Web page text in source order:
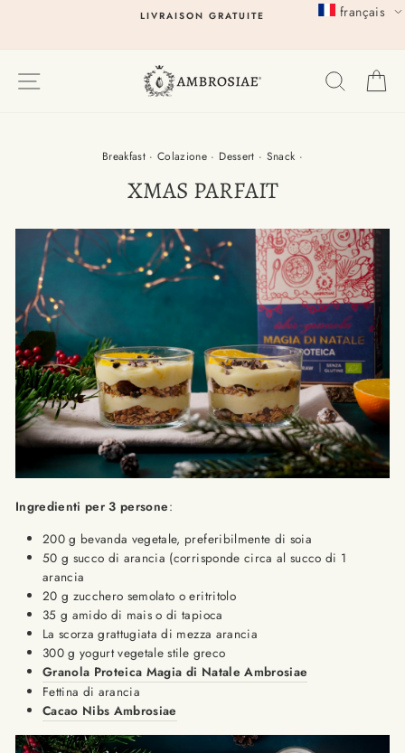
LIVRAISON GRATUITE
Breakfast ·Colazione · Dessert · Snack ·
XMAS PARFAIT
Ingredienti per 3 persone:
200 g bevanda vegetale, preferibilmente di soia
50 g succo di arancia (corrisponde circa al succo di 1
arancia
20 g zucchero semolato o eritritolo
35 g amido di mais o di tapioca
La scorza grattugiata di mezza arancia
300 g yogurt vegetale stile greco
Granola Proteica Magia di Natale Ambrosiae
Fettina di arancia
Cacao Nibs Ambrosiae
français